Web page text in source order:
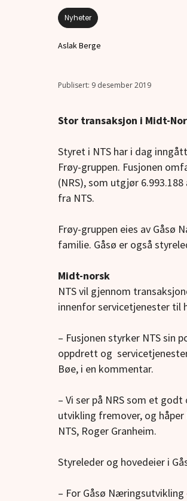
Nyheter
Aslak Berge
9 desember 2019
Stor transaksjon i Midt-
Styret i NTS har i dag
Frøy-gruppen. Fusjonen
(NRS), som utgjør
fra NTS.
Frøy-gruppen eies av Gåsø
familie. Gåsø er også
Midt-norsk
NTS vil gjennom
innenfor servicetjenester til
– Fusjonen styrker NTS sin
oppdrett og
Bøe, i en kommentar.
– Vi ser på NRS som et
utvikling fremover, og
NTS, Roger Granheim.
Styreleder og hovedeier i
– For Gåsø